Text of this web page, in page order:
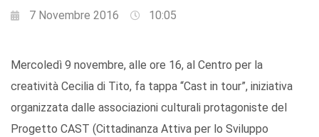
7 Novembre 2016 10:05
Mercoledì 9 novembre, alle ore 16, al Centro per la
creatività Cecilia di Tito, fa tappa “Cast in tour”, iniziativa
organizzata dalle associazioni culturali protagoniste del
Progetto CAST (Cittadinanza Attiva per lo Sviluppo